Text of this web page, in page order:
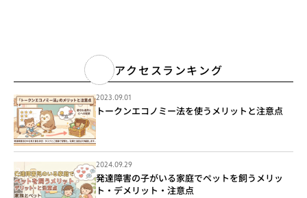
アクセスランキング
2023.09.01
トークンエコノミー法を使うメリットと注意点
2024.09.29
発達障害の子がいる家庭でペットを飼うメリッ
ト・デメリット・注意点